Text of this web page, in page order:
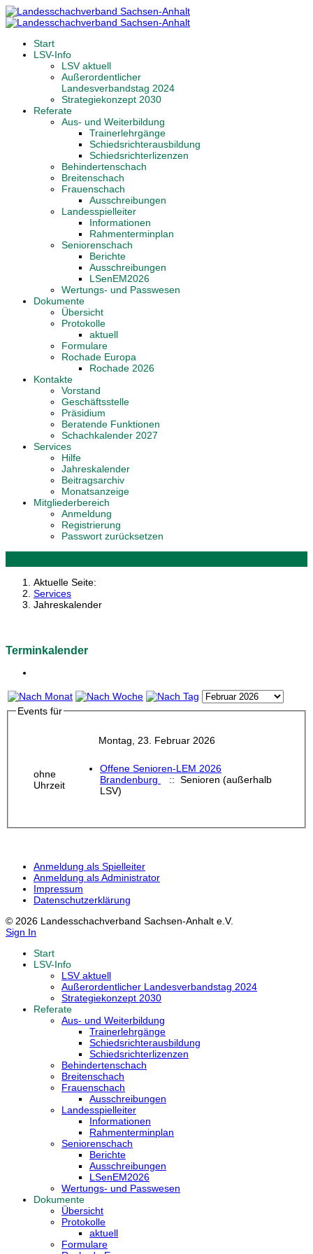
Start
LSV-Info
LSV aktuell
Außerordentlicher
Landesverbandstag 2024
Strategiekonzept 2030
Referate
Aus- und Weiterbildung
Trainerlehrgänge
Schiedsrichterausbildung
Schiedsrichterlizenzen
Behindertenschach
Breitenschach
Frauenschach
Ausschreibungen
Landesspielleiter
Informationen
Rahmenterminplan
Seniorenschach
Berichte
Ausschreibungen
LSenEM2026
Wertungs- und Passwesen
Dokumente
Übersicht
Protokolle
aktuell
Formulare
Rochade Europa
Rochade 2026
Kontakte
Vorstand
Geschäftsstelle
Präsidium
Beratende Funktionen
Schachkalender 2027
Services
Hilfe
Jahreskalender
Beitragsarchiv
Monatsanzeige
Mitgliederbereich
Anmeldung
Registrierung
Passwort zurücksetzen
Aktuelle Seite:
Services
Jahreskalender
Terminkalender
Events für
Montag, 23. Februar 2026
ohne
Uhrzeit
Offene Senioren-LEM 2026
Brandenburg
:: Senioren (außerhalb
LSV)
Anmeldung als Spielleiter
Anmeldung als Administrator
Impressum
Datenschutzerklärung
© 2026 Landesschachverband Sachsen-Anhalt e.V.
Sign In
Start
LSV-Info
LSV aktuell
Außerordentlicher Landesverbandstag 2024
Strategiekonzept 2030
Referate
Aus- und Weiterbildung
Trainerlehrgänge
Schiedsrichterausbildung
Schiedsrichterlizenzen
Behindertenschach
Breitenschach
Frauenschach
Ausschreibungen
Landesspielleiter
Informationen
Rahmenterminplan
Seniorenschach
Berichte
Ausschreibungen
LSenEM2026
Wertungs- und Passwesen
Dokumente
Übersicht
Protokolle
aktuell
Formulare